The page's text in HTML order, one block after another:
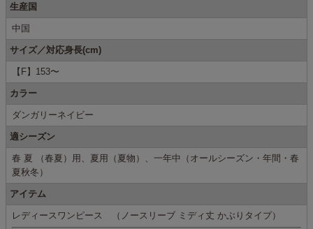
生産国
中国
サイズ／対応身長(cm)
【F】153〜
カラー
ダンガリーネイビー
適シーズン
春 夏 （春夏）用、夏用（夏物）、一年中（オールシーズン・年間・春
夏秋冬）
アイテム
レディースワンピース （ノースリーブ ミディ丈 かぶりタイプ）